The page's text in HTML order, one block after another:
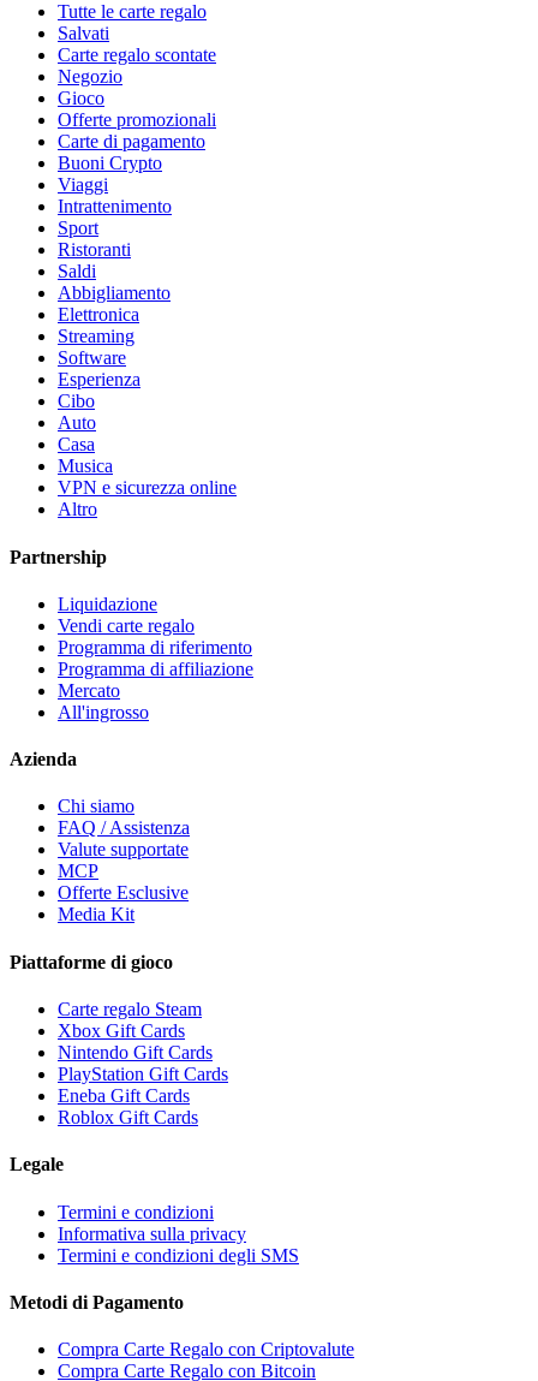
Tutte le carte regalo
Salvati
Carte regalo scontate
Negozio
Gioco
Offerte promozionali
Carte di pagamento
Buoni Crypto
Viaggi
Intrattenimento
Sport
Ristoranti
Saldi
Abbigliamento
Elettronica
Streaming
Software
Esperienza
Cibo
Auto
Casa
Musica
VPN e sicurezza online
Altro
Partnership
Liquidazione
Vendi carte regalo
Programma di riferimento
Programma di affiliazione
Mercato
All'ingrosso
Azienda
Chi siamo
FAQ / Assistenza
Valute supportate
MCP
Offerte Esclusive
Media Kit
Piattaforme di gioco
Carte regalo Steam
Xbox Gift Cards
Nintendo Gift Cards
PlayStation Gift Cards
Eneba Gift Cards
Roblox Gift Cards
Legale
Termini e condizioni
Informativa sulla privacy
Termini e condizioni degli SMS
Metodi di Pagamento
Compra Carte Regalo con Criptovalute
Compra Carte Regalo con Bitcoin